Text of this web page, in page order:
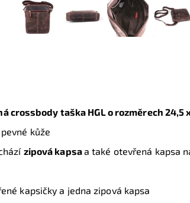
crossbody taška HGL o rozměrech 24,5
kůže
zipová kapsaa také otevřená kapsa
kapsičky a jedna zipová kapsa